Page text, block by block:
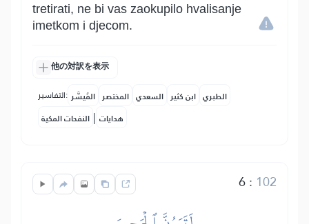
tretirati, ne bi vas zaokupilo hvalisanje
imetkom i djecom.
他の対訳を表示
التفاسير: المُيسَّر المختصر السعدي ابن كثير الطبري
النفحات المكية | هدايات
6: 102